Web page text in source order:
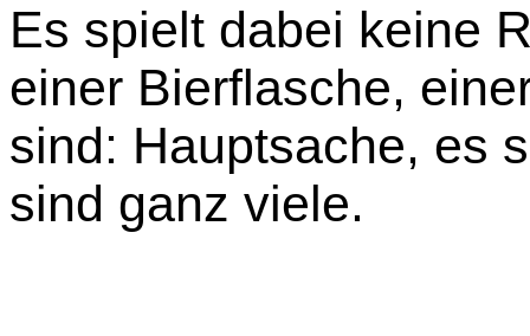
Es spielt dabei keine
einer Bierflasche,
sind: Hauptsache, es
sind ganz viele.